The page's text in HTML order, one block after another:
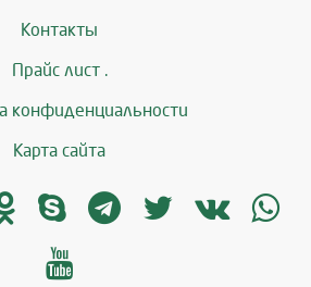
Контакты
Прайс лист .
конфиденциальности
Карта сайта